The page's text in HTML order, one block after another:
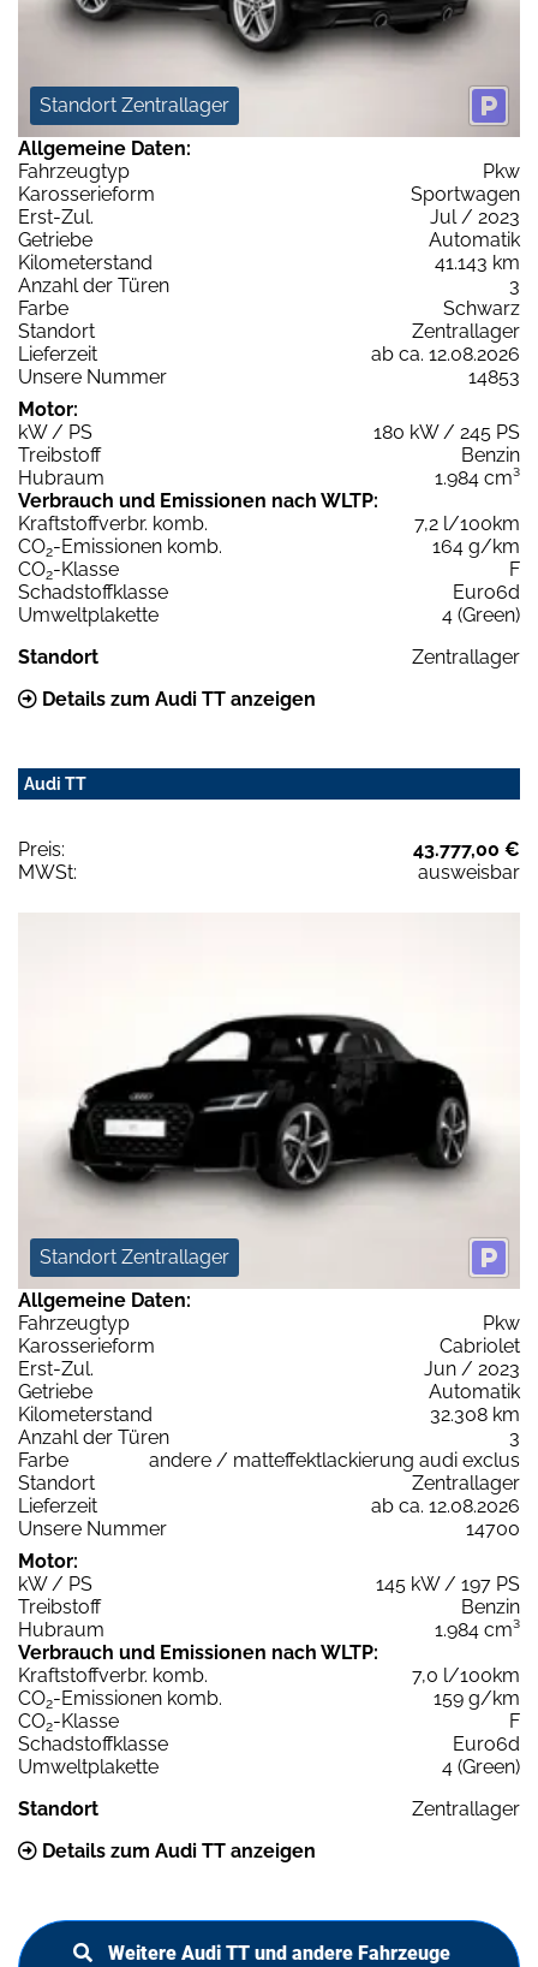
Standort Zentrallager
Allgemeine Daten:
Fahrzeugtyp
Pkw
Karosserieform
Sportwagen
Erst-Zul.
Jul / 2023
Getriebe
Automatik
Kilometerstand
41.143 km
Anzahl der Türen
3
Farbe
Schwarz
Standort
Zentrallager
Lieferzeit
ab ca. 12.08.2026
Unsere Nummer
14853
Motor:
kW / PS
180 kW / 245 PS
Treibstoff
Benzin
Hubraum
1.984 cm³
Verbrauch und Emissionen nach WLTP:
Kraftstoffverbr. komb.
7,2 l/100km
CO2-Emissionen komb.
164 g/km
CO2-Klasse
F
Schadstoffklasse
Euro6d
Umweltplakette
4 (Green)
Standort
Zentrallager
Details zum Audi TT anzeigen
Audi TT
Preis:
43.777,00 €
MWSt:
ausweisbar
Standort Zentrallager
Allgemeine Daten:
Fahrzeugtyp
Pkw
Karosserieform
Cabriolet
Erst-Zul.
Jun / 2023
Getriebe
Automatik
Kilometerstand
32.308 km
Anzahl der Türen
3
Farbe
andere / matteffektlackierung audi exclus
Standort
Zentrallager
Lieferzeit
ab ca. 12.08.2026
Unsere Nummer
14700
Motor:
kW / PS
145 kW / 197 PS
Treibstoff
Benzin
Hubraum
1.984 cm³
Verbrauch und Emissionen nach WLTP:
Kraftstoffverbr. komb.
7,0 l/100km
CO2-Emissionen komb.
159 g/km
CO2-Klasse
F
Schadstoffklasse
Euro6d
Umweltplakette
4 (Green)
Standort
Zentrallager
Details zum Audi TT anzeigen
Weitere Audi TT und andere Fahrzeuge